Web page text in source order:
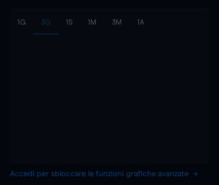
1G 3G 1S 1M 3M 1A
Accedi per sbloccare le funzioni grafiche avanzate